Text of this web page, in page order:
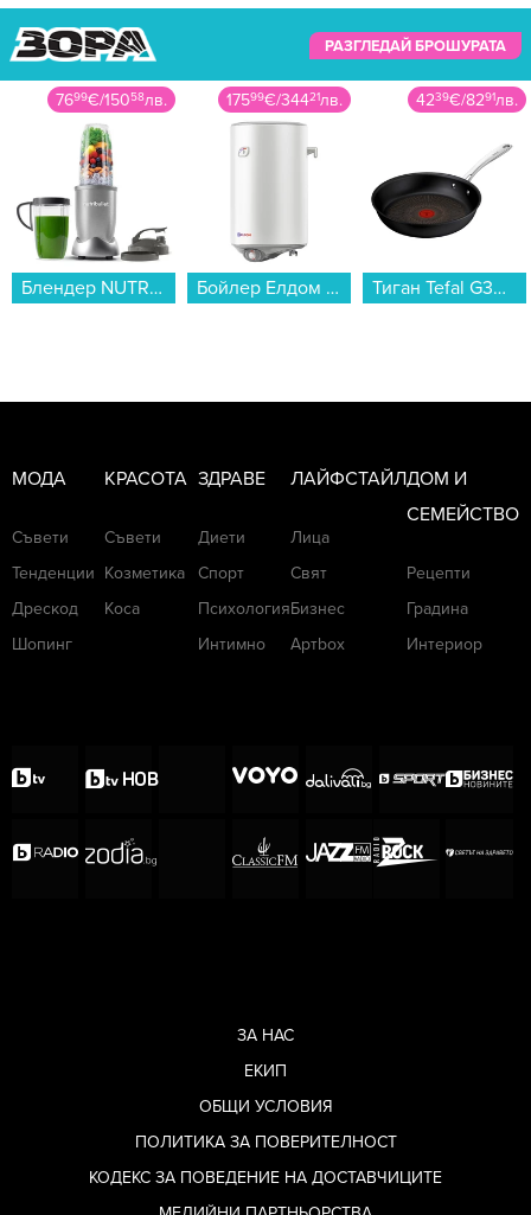
РАЗГЛЕДАЙ БРОШУРАТА
17599€/34421лв.
Бойлер Елдом WVF08046F 80L 3KW , 3 , 77 , C , Вертикален...
4239€/8291лв.
Тиган Tefal G3300602 EXCELLENCE+ 28 см...
93990€/183829лв.
Смартфон Apple iPhone 17 256GB White mg6k4 , 256 GB, 8 GB...
МОДА
Съвети
Тенденции
Дрескод
Шопинг
КРАСОТА
Съвети
Козметика
Коса
ЗДРАВЕ
Диети
Спорт
Психология
Интимно
ЛАЙФСТАЙЛ
Лица
Свят
Бизнес
Артbox
ДОМ И
СЕМЕЙСТВО
Рецепти
Градина
Интериор
ЗА НАС
ЕКИП
ОБЩИ УСЛОВИЯ
ПОЛИТИКА ЗА ПОВЕРИТЕЛНОСТ
КОДЕКС ЗА ПОВЕДЕНИЕ НА ДОСТАВЧИЦИТЕ